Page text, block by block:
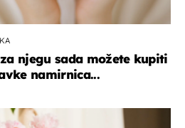
njegu sada možete kupiti
namirnica...